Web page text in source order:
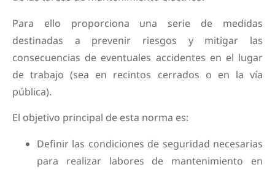
Para ello proporciona una serie de medidas
destinadas a prevenir riesgos y mitigar las
consecuencias de eventuales accidentes en el lugar
de trabajo (sea en recintos cerrados o en la vía
pública).
El objetivo principal de esta norma es:
Definir las condiciones de seguridad necesarias
para realizar labores de mantenimiento en